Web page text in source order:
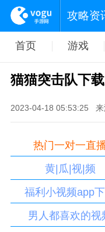
攻略资
首页 游戏
猫猫突击队下载
2023-04-18 05:53:25
热门一对一直
黄|瓜|视|频
福利小视频app
男人都喜欢的视